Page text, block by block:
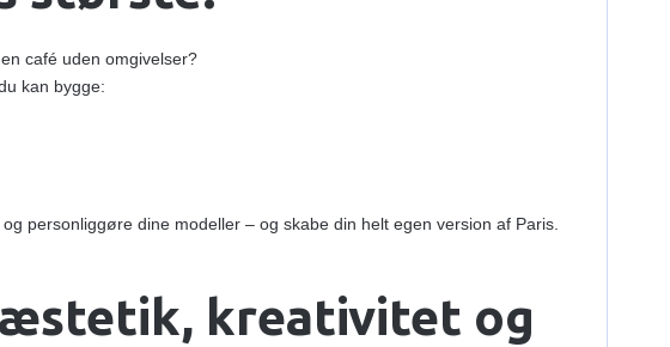
café uden omgivelser?
du kan bygge:
personliggøre dine modeller – og skabe din helt egen version af Paris.
æstetik, kreativitet og